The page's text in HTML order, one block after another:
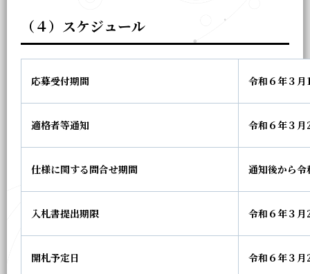
（４）スケジュール
応募受付期間 令和６年３
適格者等通知 令和６年３
仕様に関する問合せ期間 通知後から
入札書提出期限 令和６年３
開札予定日 令和６年３